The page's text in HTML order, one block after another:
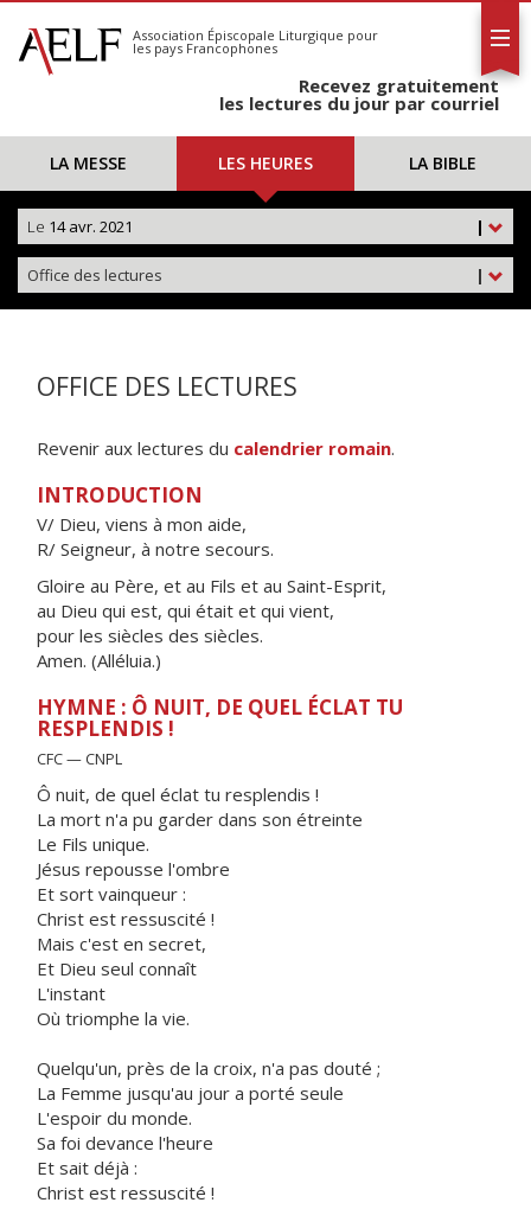
S'abonner
Calendrier
Association Épiscopale Liturgique pour
les pays Francophones
Recevez gratuitement
les lectures du jour par courriel
LA MESSE LES HEURES LA BIBLE
|
Le 14 avr. 2021
|
Office des lectures
OFFICE DES LECTURES
Revenir aux lectures du calendrier romain.
INTRODUCTION
V/ Dieu, viens à mon aide,
R/ Seigneur, à notre secours.
Gloire au Père, et au Fils et au Saint-Esprit,
au Dieu qui est, qui était et qui vient,
pour les siècles des siècles.
Amen. (Alléluia.)
HYMNE : Ô NUIT, DE QUEL ÉCLAT TU
RESPLENDIS !
CFC — CNPL
Ô nuit, de quel éclat tu resplendis !
La mort n'a pu garder dans son étreinte
Le Fils unique.
Jésus repousse l'ombre
Et sort vainqueur :
Christ est ressuscité !
Mais c'est en secret,
Et Dieu seul connaît
L'instant
Où triomphe la vie.
Quelqu'un, près de la croix, n'a pas douté ;
La Femme jusqu'au jour a porté seule
L'espoir du monde.
Sa foi devance l'heure
Et sait déjà :
Christ est ressuscité !